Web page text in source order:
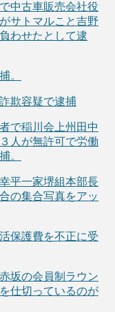
中古車販売会社役
サトマルこと吉野
わせたとして逮
。
欺容疑で逮捕
で稲川会上州田中
人が無許可で労働
。
平一家堺組本部長
の集合写真をアッ
保護費を不正に受
坂の会員制ラウン
仕切っているのが